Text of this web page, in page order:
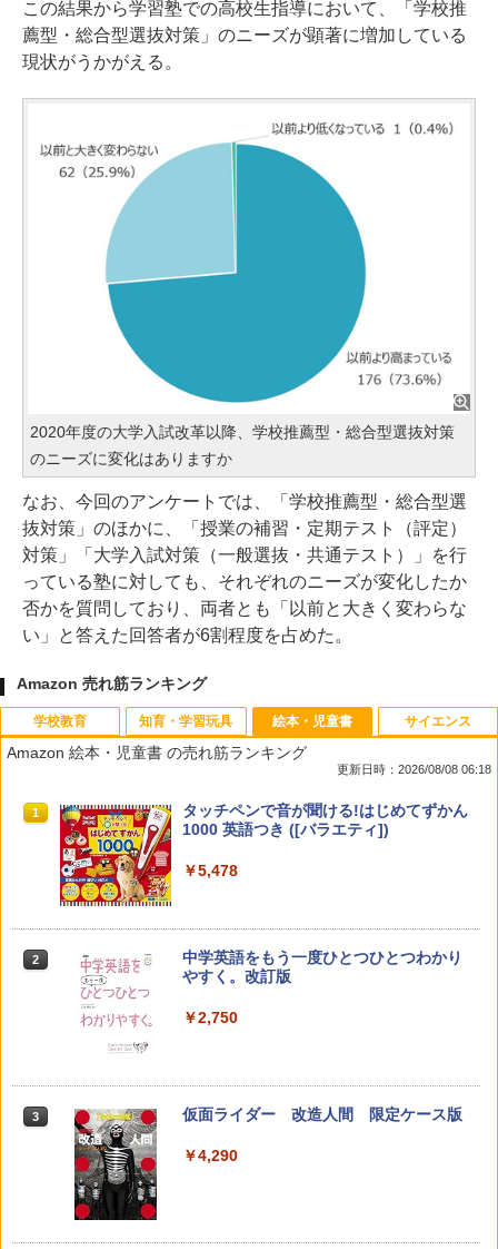
この結果から学習塾での高校生指導において、「学校推
薦型・総合型選抜対策」のニーズが顕著に増加している
現状がうかがえる。
2020年度の大学入試改革以降、学校推薦型・総合型選抜対策
のニーズに変化はありますか
なお、今回のアンケートでは、「学校推薦型・総合型選
抜対策」のほかに、「授業の補習・定期テスト（評定）
対策」「大学入試対策（一般選抜・共通テスト）」を行
っている塾に対しても、それぞれのニーズが変化したか
否かを質問しており、両者とも「以前と大きく変わらな
い」と答えた回答者が6割程度を占めた。
Amazon 売れ筋ランキング
学校教育
1 教育者のためのコーチング入門
2 先生のためのGoogle AI完全攻略図鑑
￥-
3
カウンセリングとは何か 変化するという
知育・学習玩具
1
Amazon Fire HD 10 キッズモデル (10イ
ンチ) ピンク 対象年齢3歳から 数千点の
2
パイロット スイスイおえかき for Study
何回も書ける! れんしゅうボード ひらが
な・カタカナ・すうじ・ABC 3歳以上 知
育
【くもん出版公式特別セット】くもん出
版(KUMON PUBLISHING) くもんの日本
絵本・児童書
Amazon 絵本・児童書 の売れ筋ランキング
更新日時：2026/08/08 06:18
1
タッチペンで音が聞ける!はじめてずかん
1000 英語つき ([バラエティ])
￥5,478
2
中学英語をもう一度ひとつひとつわかり
やすく。改訂版
￥2,750
3 仮面ライダー 改造人間 限定ケース版
￥4,290
サイエンス